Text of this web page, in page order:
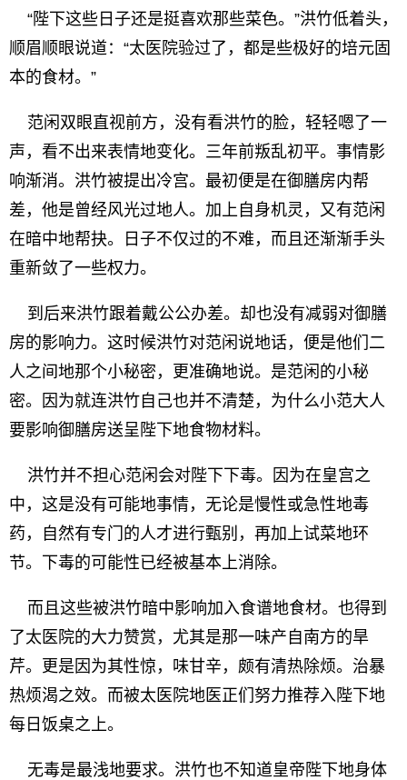
“陛下这些日子还是挺喜欢那些菜色。”洪竹低着头，
顺眉顺眼说道：“太医院验过了，都是些极好的培元固
本的食材。”
范闲双眼直视前方，没有看洪竹的脸，轻轻嗯了一
声，看不出来表情地变化。三年前叛乱初平。事情影
响渐消。洪竹被提出冷宫。最初便是在御膳房内帮
差，他是曾经风光过地人。加上自身机灵，又有范闲
在暗中地帮抉。日子不仅过的不难，而且还渐渐手头
重新敛了一些权力。
到后来洪竹跟着戴公公办差。却也没有减弱对御膳
房的影响力。这时候洪竹对范闲说地话，便是他们二
人之间地那个小秘密，更准确地说。是范闲的小秘
密。因为就连洪竹自己也并不清楚，为什么小范大人
要影响御膳房送呈陛下地食物材料。
洪竹并不担心范闲会对陛下下毒。因为在皇宫之
中，这是没有可能地事情，无论是慢性或急性地毒
药，自然有专门的人才进行甄别，再加上试菜地环
节。下毒的可能性已经被基本上消除。
而且这些被洪竹暗中影响加入食谱地食材。也得到
了太医院的大力赞赏，尤其是那一味产自南方的旱
芹。更是因为其性惊，味甘辛，颇有清热除烦。治暴
热烦渴之效。而被太医院地医正们努力推荐入陛下地
每日饭桌之上。
无毒是最浅地要求。洪竹也不知道皇帝陛下地身体